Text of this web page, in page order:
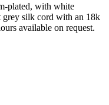
plated, with white
grey silk cord with an 18k
available on request.